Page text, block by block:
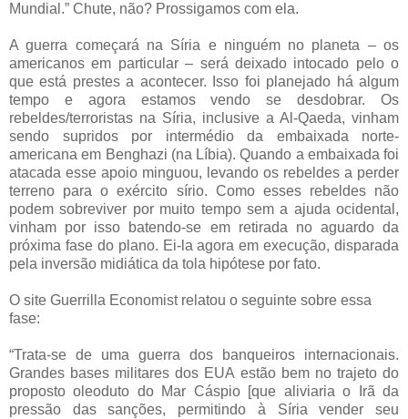
Mundial.” Chute, não? Prossigamos com ela.
A guerra começará na Síria e ninguém no planeta – os
americanos em particular – será deixado intocado pelo o
que está prestes a acontecer. Isso foi planejado há algum
tempo e agora estamos vendo se desdobrar. Os
rebeldes/terroristas na Síria, inclusive a Al-Qaeda, vinham
sendo supridos por intermédio da embaixada norte-
americana em Benghazi (na Líbia). Quando a embaixada foi
atacada esse apoio minguou, levando os rebeldes a perder
terreno para o exército sírio. Como esses rebeldes não
podem sobreviver por muito tempo sem a ajuda ocidental,
vinham por isso batendo-se em retirada no aguardo da
próxima fase do plano. Ei-la agora em execução, disparada
pela inversão midiática da tola hipótese por fato.
O site Guerrilla Economist relatou o seguinte sobre essa
fase:
“Trata-se de uma guerra dos banqueiros internacionais.
Grandes bases militares dos EUA estão bem no trajeto do
proposto oleoduto do Mar Cáspio [que aliviaria o Irã da
pressão das sanções, permitindo à Síria vender seu